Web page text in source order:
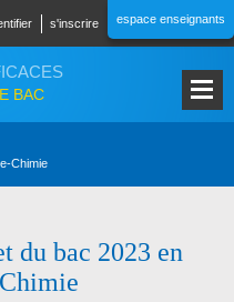
s'inscrire espace enseignants
BAC
Chimie
du bac 2023 en